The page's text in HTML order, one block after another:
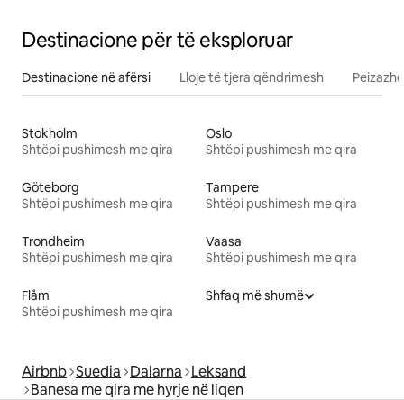
Destinacione për të eksploruar
Destinacione në afërsi Lloje të tjera qëndrimesh
Stokholm
Shtëpi pushimesh me qira
Oslo
Shtëpi pushimesh me qira
Göteborg
Shtëpi pushimesh me qira
Tampere
Shtëpi pushimesh me qira
Trondheim
Shtëpi pushimesh me qira
Vaasa
Shtëpi pushimesh me qira
Flåm
Shtëpi pushimesh me qira
Shfaq më shumë
Airbnb Suedia Dalarna Leksand
Banesa me qira me hyrje në liqen